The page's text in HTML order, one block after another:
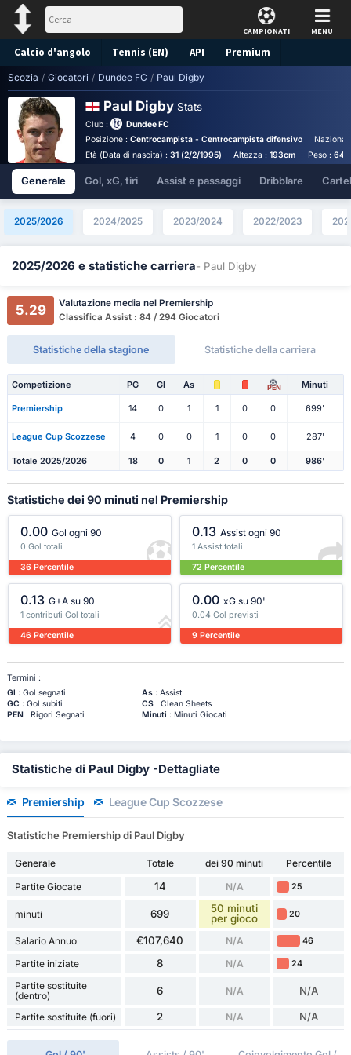
CAMPIONATI MENU
Calcio d'angolo Tennis (EN) API Premium
Pronostico
Scozia / Giocatori / Dundee FC / Paul Digby
Paul Digby Stats
Club :
Dundee FC
Posizione : Centrocampista - Centrocampista difensivo
Età (Data di nascita) : 31 (2/2/1995) Altezza :193cm Peso :
Generale Gol, xG, tiri Assist e passaggi Dribblare
2025/2026 2024/2025 2023/2024 2022/2023
2025/2026 e statistiche carriera- Paul Digby
5.29
Valutazione media nel Premiership
Classifica Assist : 84 / 294 Giocatori
Statistiche della stagione Statistiche della carriera
Competizione PG Gl As PEN Minuti
Premiership 14 0 1 1 0 0 699'
League Cup Scozzese 4 0 0 1 0 0 287'
Totale 2025/2026 18 0 1 2 0 0 986'
Statistiche dei 90 minuti nel Premiership
0.00 Gol ogni 90
0 Gol totali
36 Percentile
0.13 Assist ogni 90
1 Assist totali
72 Percentile
0.13 G+A su 90
1 contributi Gol totali
46 Percentile
0.00 xG su 90'
0.04 Gol previsti
9 Percentile
Termini :
Gl : Gol segnati As: Assist
GC : Gol subiti CS: Clean Sheets
PEN: Rigori Segnati Minuti : Minuti Giocati
Statistiche di Paul Digby -Dettagliate
Premiership League Cup Scozzese
Statistiche Premiership di Paul Digby
Generale Totale dei 90 minuti
Percentile
Partite Giocate
14 N/A 25
minuti 699
50 minuti
per gioco
20
Salario Annuo €107,640 N/A 46
Partite iniziate 8 N/A 24
Partite sostituite
(dentro)
6 N/A N/A
Partite sostituite (fuori) 2 N/A N/A